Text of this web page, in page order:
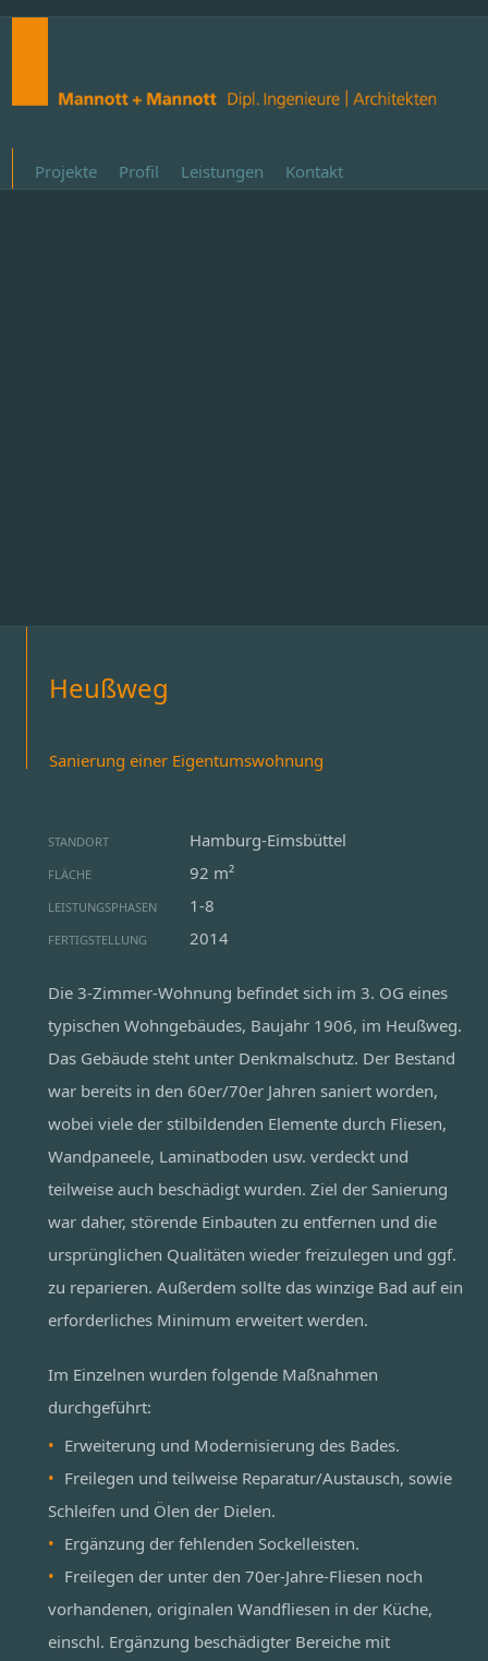
Projekte Profil Leistungen Kontakt
Heußweg
Sanierung einer Eigentumswohnung
STANDORT Hamburg-Eimsbüttel
FLÄCHE 92 m²
LEISTUNGSPHASEN 1-8
FERTIGSTELLUNG 2014
Die 3-Zimmer-Wohnung befindet sich im 3. OG eines
typischen Wohngebäudes, Baujahr 1906, im Heußweg.
Das Gebäude steht unter Denkmalschutz. Der Bestand
war bereits in den 60er/70er Jahren saniert worden,
wobei viele der stilbildenden Elemente durch Fliesen,
Wandpaneele, Laminatboden usw. verdeckt und
teilweise auch beschädigt wurden. Ziel der Sanierung
war daher, störende Einbauten zu entfernen und die
ursprünglichen Qualitäten wieder freizulegen und ggf.
zu reparieren. Außerdem sollte das winzige Bad auf ein
erforderliches Minimum erweitert werden.
Im Einzelnen wurden folgende Maßnahmen
durchgeführt:
Erweiterung und Modernisierung des Bades.
Freilegen und teilweise Reparatur/Austausch, sowie
Schleifen und Ölen der Dielen.
Ergänzung der fehlenden Sockelleisten.
Freilegen der unter den 70er-Jahre-Fliesen noch
vorhandenen, originalen Wandfliesen in der Küche,
einschl. Ergänzung beschädigter Bereiche mit